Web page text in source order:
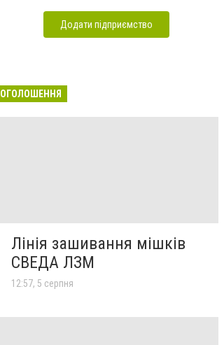
Додати підприємство
ОГОЛОШЕННЯ
Лінія зашивання мішків
СВЕДА ЛЗМ
12:57, 5 серпня